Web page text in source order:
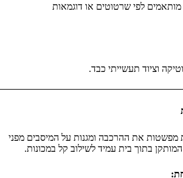
מותאמים לפי שרטוטים או דוגמאות
וציוד תעשייתי כבד.
מפשטות את ההרכבה ומגנות על המיסבים מפני
בתוך בית עמיד לשילוב קל במכונות.